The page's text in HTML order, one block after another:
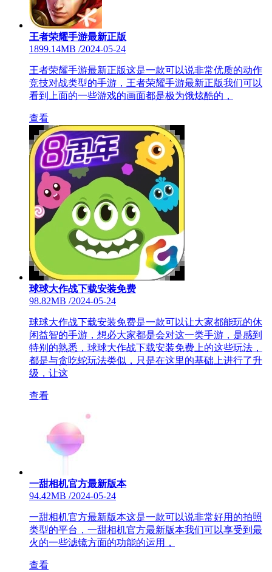
王者荣耀手游最新正版
1899.14MB /2024-05-24
王者荣耀手游最新正版这是一款可以说非常优质的动作
竞技对战类型的手游，王者荣耀手游最新正版我们可以
看到上面的一些游戏的画面都是极为饿炫酷的，
查看
球球大作战下载安装免费
98.82MB /2024-05-24
球球大作战下载安装免费是一款可以让大家都能玩的休
闲益智的手游，想必大家都是会对这一类手游，是感到
特别的熟悉，球球大作战下载安装免费上的这些玩法，
都是与贪吃蛇玩法类似，只是在这里的基础上进行了升
级，让这
查看
一甜相机官方最新版本
94.42MB /2024-05-24
一甜相机官方最新版本这是一款可以说非常好用的拍照
类型的平台，一甜相机官方最新版本我们可以享受到最
火的一些滤镜方面的功能的运用，
查看